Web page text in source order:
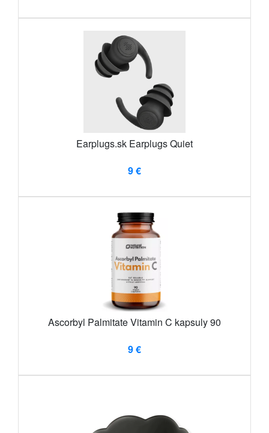
Earplugs.sk Earplugs Quiet
9 €
Ascorbyl Palmitate Vitamin C kapsuly 90
9 €